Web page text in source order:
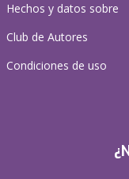
Hechos y datos sobre
Club de Autores
Condiciones de uso